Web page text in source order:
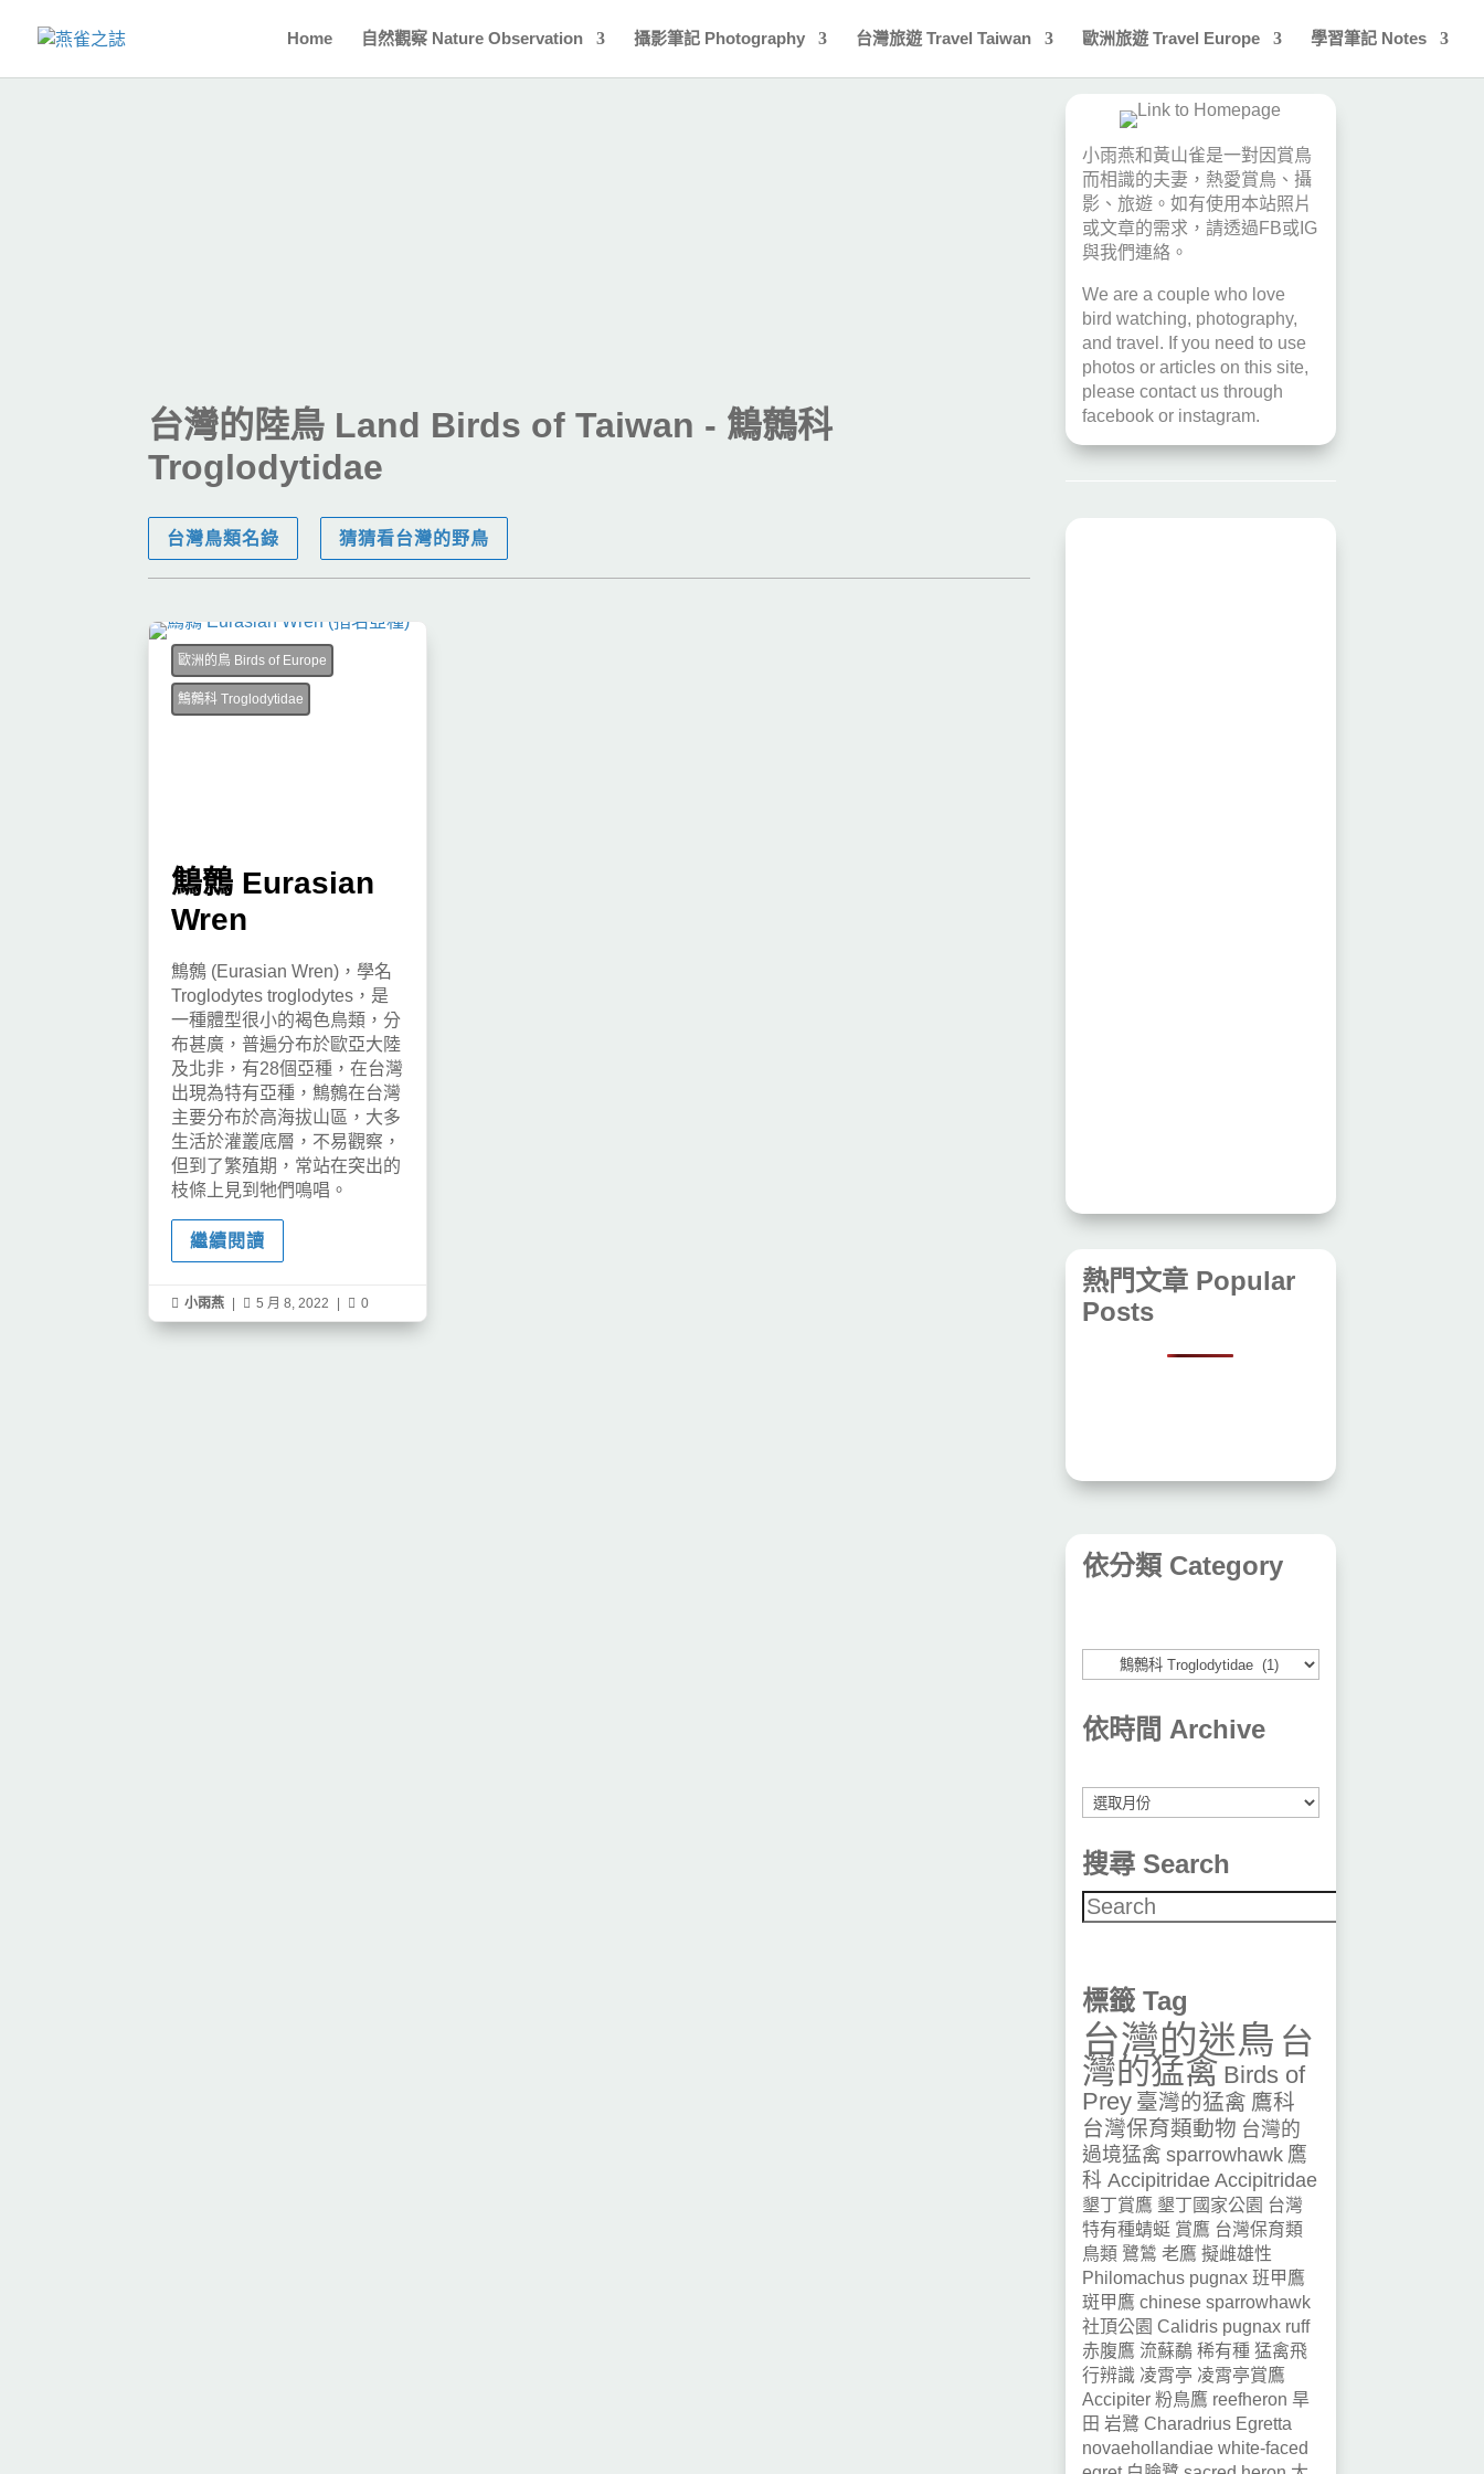
Home 自然觀察 Nature Observation 攝影筆記 Photography 台灣旅遊 Travel Taiwan 歐洲旅遊 Travel Europe 學習筆記 Notes
台灣的陸鳥 Land Birds of Taiwan - 鷦鷯科
Troglodytidae
台灣鳥類名錄 猜猜看台灣的野鳥
歐洲的鳥 Birds of Europe
鷦鷯科 Troglodytidae
鷦鷯 Eurasian
Wren
鷦鷯 (Eurasian Wren)，學名
Troglodytes troglodytes，是
一種體型很小的褐色鳥類，分
布甚廣，普遍分布於歐亞大陸
及北非，有28個亞種，在台灣
出現為特有亞種，鷦鷯在台灣
主要分布於高海拔山區，大多
生活於灌叢底層，不易觀察，
但到了繁殖期，常站在突出的
枝條上見到牠們鳴唱。
繼續閱讀
 小雨燕 |  5 月 8, 2022 |  0
小雨燕和黃山雀是一對因賞鳥
而相識的夫妻，熱愛賞鳥、攝
影、旅遊。如有使用本站照片
或文章的需求，請透過 FB或IG
與我們連絡。
We are a couple who love
bird watching, photography,
and travel. If you need to use
photos or articles on this site,
please contact us through
facebookor instagram.
熱門文章 Popular
Posts
依分類 Category
依時間 Archive
彙
整
搜尋 Search
搜尋
標籤 Tag
台灣的迷鳥 台
灣的猛禽 Birds of
Prey 臺灣的猛禽 鷹科
台灣保育類動物 台灣的
過境猛禽 sparrowhawk 鷹
科 Accipitridae Accipitridae
墾丁賞鷹 墾丁國家公園 台灣
特有種蜻蜓 賞鷹 台灣保育類
鳥類 鷺鷥 老鷹 擬雌雄性
Philomachus pugnax 班甲鷹
斑甲鷹 chinese sparrowhawk
社頂公園 Calidris pugnax ruff
赤腹鷹 流蘇鷸 稀有種 猛禽飛
行辨識 凌霄亭 凌霄亭賞鷹
Accipiter 粉鳥鷹 reefheron 旱
田 岩鷺 Charadrius Egretta
novaehollandiae white-faced